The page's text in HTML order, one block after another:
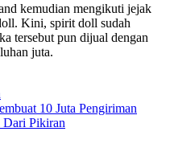
kemudian mengikuti jejak
Kini, spirit doll sudah
tersebut pun dijual dengan
juta.
10 Juta Pengiriman
Pikiran